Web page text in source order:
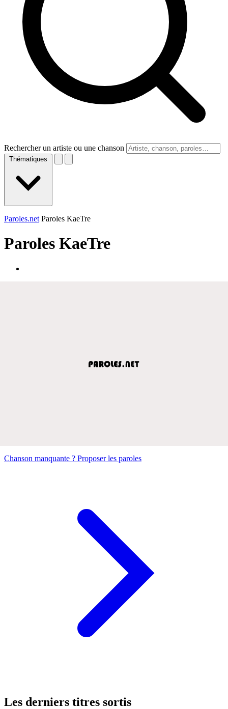
Rechercher un artiste ou une chanson
Thématiques
Paroles.net Paroles KaeTre
Paroles KaeTre
Chanson manquante ? Proposer les paroles
Les derniers titres sortis